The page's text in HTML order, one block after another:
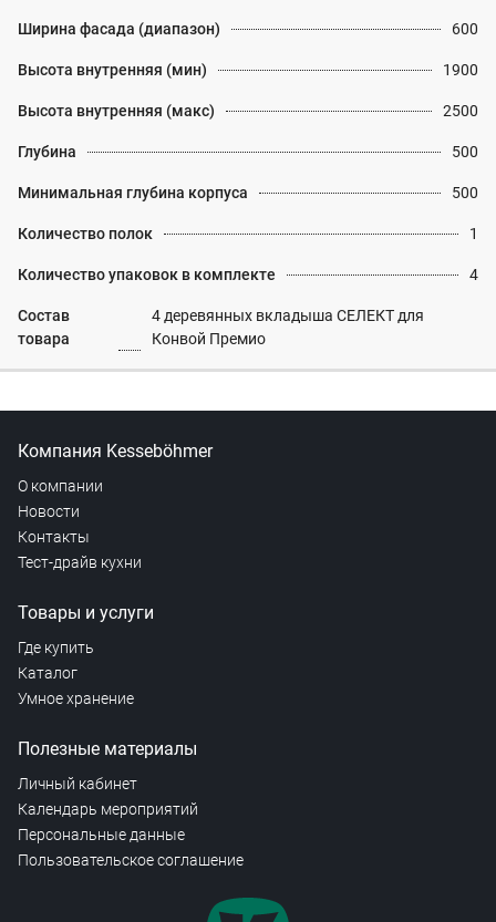
Ширина фасада (диапазон) 600
Высота внутренняя (мин) 1900
Высота внутренняя (макс) 2500
Глубина 500
Минимальная глубина корпуса 500
Количество полок 1
Количество упаковок в комплекте 4
Состав
товара
4 деревянных вкладыша СЕЛЕКТ для
Конвой Премио
Компания Kesseböhmer
О компании
Новости
Контакты
Тест-драйв кухни
Товары и услуги
Где купить
Каталог
Умное хранение
Полезные материалы
Личный кабинет
Календарь мероприятий
Персональные данные
Пользовательское соглашение